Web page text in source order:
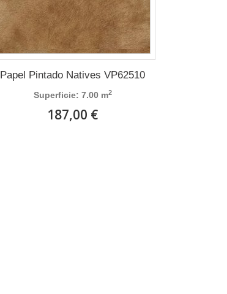
Papel Pintado Natives VP62510
Superficie: 7.00 m2
187,00 €